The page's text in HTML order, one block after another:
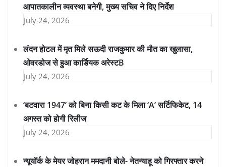
आपातकालीन व्यवस्था बनेगी, मुख्य सचिव ने दिए निर्देश
July 24, 2026
लंदन होटल में मृत मिले सऊदी राजकुमार की मौत का खुलासा,
ओवरडोज से हुआ कार्डियक अरेस्टB
July 24, 2026
‘बटवारा 1947’ को बिना किसी कट के मिला ‘A’ सर्टिफिकेट, 14
अगस्त को होगी रिलीज
July 24, 2026
न्यूयॉर्क के मेयर जोहरान ममदानी बोले- नेतन्याहू को गिरफ्तार करने